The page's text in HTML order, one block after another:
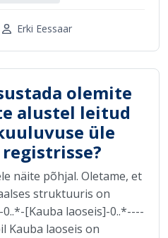
Erki Eessaar
olemite
alustel leitud
üle
näite põhjal. Oletame, et
struktuuris on
[Kauba laoseis]-0..*----
Kauba laoseis on